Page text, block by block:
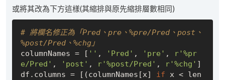
或將其改為下方這樣(其縮排與原先縮排層數相同)
# 將欄名修正為「Pred、pre、%pre/Pred、post、
%post/Pred、%chg」
columnNames = [ '' , 'Pred' , 'pre' ,
r'%pr
e/Pred' , 'post' , r'%post/Pred' , r'%chg' ]
df.columns = [(columnNames[x] if x < len